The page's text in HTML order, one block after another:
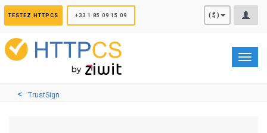
TESTEZ HTTPCS +33 1 85 09 15 09 ($)
TrustSign
Panneau de gestion des cookies